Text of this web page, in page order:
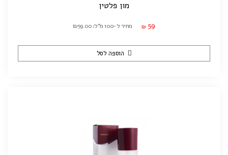
מון פלטין
₪ 59 מחיר ל-100 מ"ל: ₪59.00
הוספה לסל